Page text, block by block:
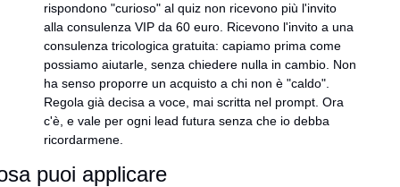
rispondono "curioso" al quiz non ricevono più l'invito
alla consulenza VIP da 60 euro. Ricevono l'invito a una
consulenza tricologica gratuita: capiamo prima come
possiamo aiutarle, senza chiedere nulla in cambio. Non
ha senso proporre un acquisto a chi non è "caldo".
Regola già decisa a voce, mai scritta nel prompt. Ora
c'è, e vale per ogni lead futura senza che io debba
ricordarmene.
puoi applicare